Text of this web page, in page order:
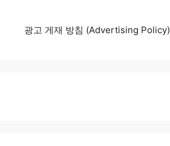
광고 게재 방침 (Advertising Policy)